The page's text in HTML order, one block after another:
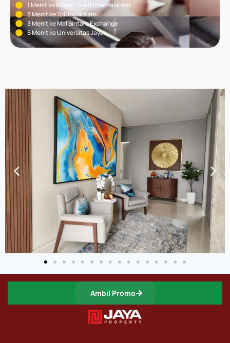
1 Menit ke Rumah Sakit Internasional
3 Menit ke Tol Jor Bintaro
3 Menit ke Mal Bintaro Exchange
6 Menit ke Universitas Jaya
Ambil Promo